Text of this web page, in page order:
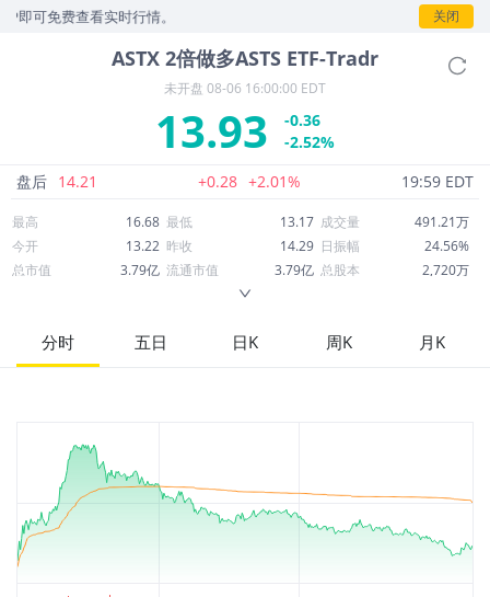
免费查看实时行情。 关闭
ASTX 2倍做多ASTS ETF-Tradr
未开盘 08-06 16:00:00 EDT
13.93
-0.36
-2.52%
盘后 14.21 +0.28 +2.01% 19:59 EDT
最高 16.68 最低 13.17 成交量
491.21万
今开
13.22 昨收 14.29 日振幅
24.56%
总市值
3.79亿 流通市值 3.79亿 总股本
2,720万
52周最高
114.18 市盈率
股息
分时 五日 日K 周K 月K